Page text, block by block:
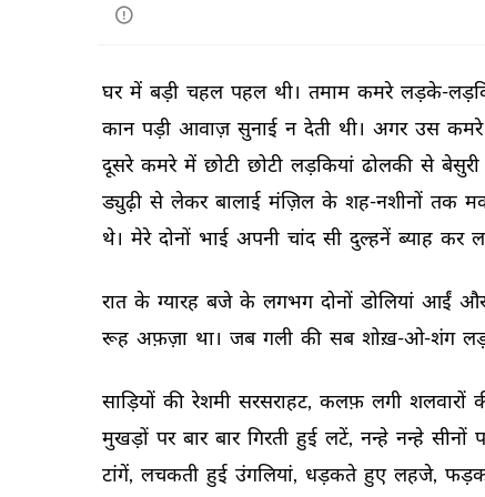
घर में बड़ी चहल पहल थी। तमाम कमरे लड़के-
कान पड़ी आवाज़ सुनाई न देती थी। अगर उस कमरे
दूसरे कमरे में छोटी छोटी लड़कियां ढोलकी से बेसुरी
ड्युढ़ी से लेकर बालाई मंज़िल के शह-नशीनों तक
थे। मेरे दोनों भाई अपनी चांद सी दुल्हनें ब्याह कर
रात के ग्यारह बजे के लगभग दोनों डोलियां आईं
रूह अफ़ज़ा था। जब गली की सब शोख़-ओ-शंग
साड़ियों की रेशमी सरसराहट, कलफ़ लगी शलवारों
मुखड़ों पर बार बार गिरती हुई लटें, नन्हे नन्हे सीनों
टांगें, लचकती हुई उंगलियां, धड़कते हुए लहजे,